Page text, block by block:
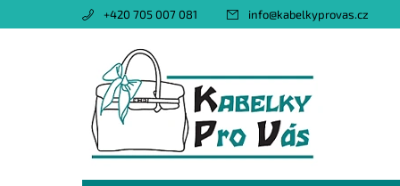
+420 705 007 081 info@kabelkyprovas.cz